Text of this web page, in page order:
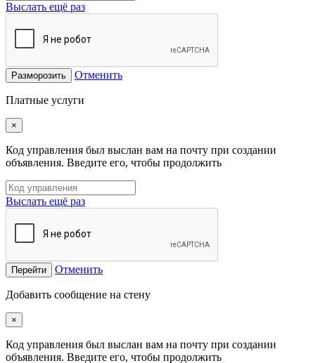
Выслать ещё раз
Разморозить Отменить
Платные услуги
×
Код управления был выслан вам на почту при создании
объявления. Введите его, чтобы продолжить
Выслать ещё раз
Перейти Отменить
Добавить сообщение на стену
×
Код управления был выслан вам на почту при создании
объявления. Введите его, чтобы продолжить